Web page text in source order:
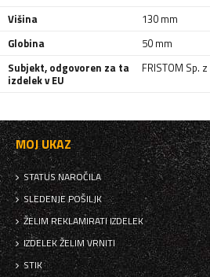
Višina
130 mm
Globina
50 mm
Subjekt, odgovoren za ta
izdelek v EU
FRISTOM Sp.
MOJ UKAZ
STATUS NAROČILA
SLEDENJE POŠILJK
ŽELIM REKLAMIRATI IZDELEK
IZDELEK ŽELIM VRNITI
STIK